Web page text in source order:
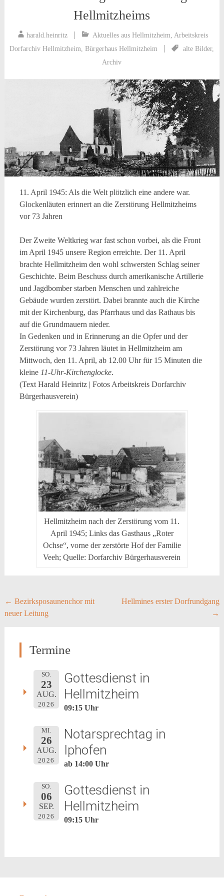
Hellmitzheims
harald.heinritz Aktuelles aus Hellmitzheim,Arbeitskreis
Dorfarchiv Hellmitzheim,Bürgerhaus Hellmitzheim alte Bilder,
Archiv
11. April 1945: Als die Welt plötzlich eine andere war.
Glockenläuten erinnert an die Zerstörung Hellmitzheims
vor 73 Jahren
Der Zweite Weltkrieg war fast schon vorbei, als die Front
im April 1945 unsere Region erreichte. Der 11. April
brachte Hellmitzheim den wohl schwersten Schlag seiner
Geschichte. Beim Beschuss durch amerikanische Artillerie
und Jagdbomber starben Menschen und zahlreiche
Gebäude wurden zerstört. Dabei brannte auch die Kirche
mit der Kirchenburg, das Pfarrhaus und das Rathaus bis
auf die Grundmauern nieder.
In Gedenken und in Erinnerung an die Opfer und der
Zerstörung vor 73 Jahren läutet in Hellmitzheim am
Mittwoch, den 11. April, ab 12.00 Uhr für 15 Minuten die
kleine 11-Uhr-Kirchenglocke.
(Text Harald Heinritz | Fotos Arbeitskreis Dorfarchiv
Bürgerhausverein)
Hellmitzheim nach der Zerstörung vom 11.
April 1945; Links das Gasthaus „Roter
Ochse“, vorne der zerstörte Hof der Familie
Veeh; Quelle: Dorfarchiv Bürgerhausverein
Post
navigation
← Bezirksposaunenchor mit
neuer Leitung
Hellmines erster Dorfrundgang
→
Termine
SO.
23
AUG.
2026
Gottesdienst in
Hellmitzheim
09:15 Uhr
MI.
26
AUG.
2026
Notarsprechtag in
Iphofen
ab 14:00 Uhr
SO.
06
SEP.
2026
Gottesdienst in
Hellmitzheim
09:15 Uhr